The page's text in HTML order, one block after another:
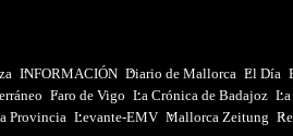
INFORMACIÓN Diario de Mallorca El Día
Faro de Vigo La Crónica de Badajoz La
Provincia Levante-EMV Mallorca Zeitung